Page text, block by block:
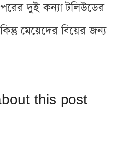
দুই কন্যা টলিউডের
মেয়েদের বিয়ের জন্য
this post